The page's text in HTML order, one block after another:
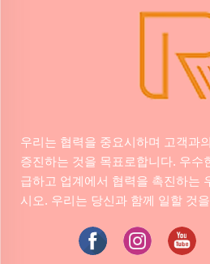
우리는 협력을 중요시하며 고객과
증진하는 것을 목표로합니다. 우수
급하고 업계에서 협력을 촉진하는
시오. 우리는 당신과 함께 일할 것